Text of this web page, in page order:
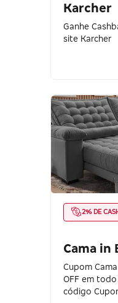
Karcher
Ganhe
site Karcher
2% DE
Cama in
Cupom
OFF em
código